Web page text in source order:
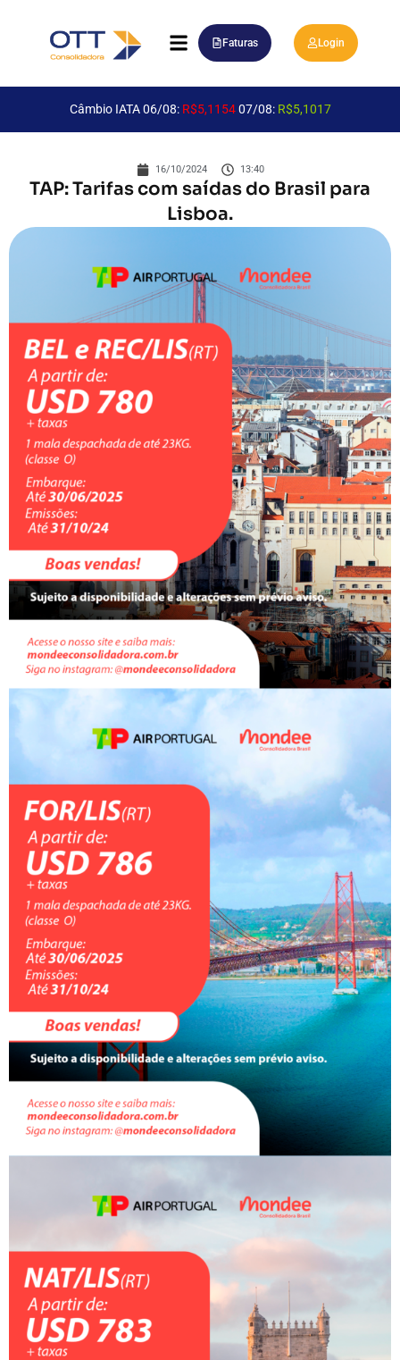
Faturas Login
Câmbio IATA 06/08: R$5,115407/08: R$5,1017
16/10/2024 13:40
TAP: Tarifas com saídas do Brasil para
Lisboa.